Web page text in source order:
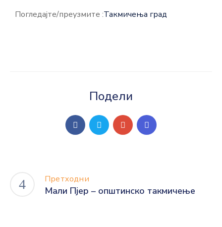
Погледајте/преузмите :Такмичења град
Подели
Претходни
Мали Пјер – општинско такмичење